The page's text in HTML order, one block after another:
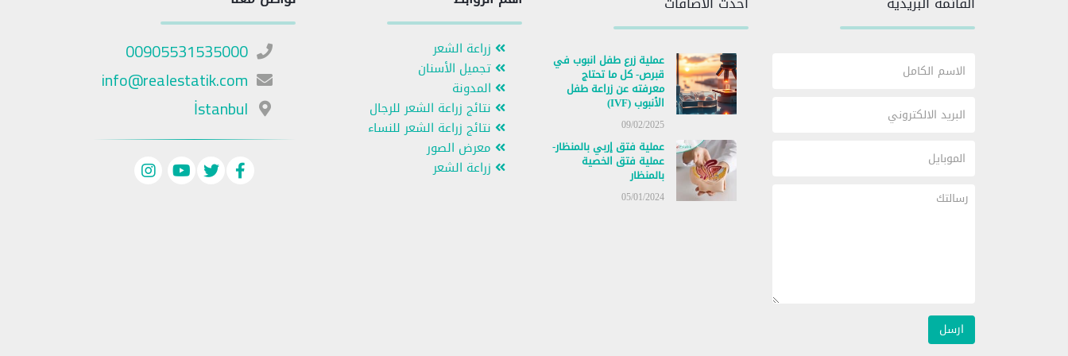
عملية زرع طفل انبوب في
قبرص- كل ما تحتاج
معرفته عن زراعة طفل
الأنبوب (IVF)
09/02/2025
عملية فتق إربي بالمنظار-
عملية فتق الخصية
بالمنظار
05/01/2024
زراعة الشعر
تجميل الأسنان
المدونة
نتائج زراعة الشعر للرجال
نتائج زراعة الشعر للنساء
معرض الصور
زراعة الشعر
00905531535000
info@realestatik.com
İstanbul